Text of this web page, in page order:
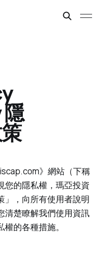
》網站（下稱
您的隱私權，瑪亞投資
」，向所有使用者說明
清楚瞭解我們使用資訊
的各種措施。